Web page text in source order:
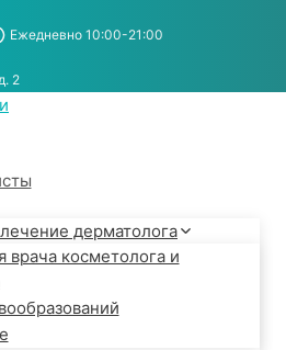
Ежедневно 10:00-21:00
2
дерматолога
врача косметолога и